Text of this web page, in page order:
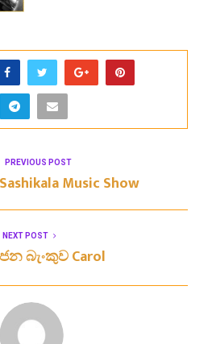
PREVIOUS POST
Music Show
NEXT POST
බැංකුව Carol